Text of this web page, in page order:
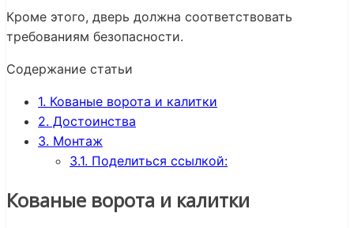
Кроме этого, дверь должна соответствовать
требованиям безопасности.
Содержание статьи
1. Кованые ворота и калитки
2. Достоинства
3. Монтаж
3.1. Поделиться ссылкой:
Кованые ворота и калитки